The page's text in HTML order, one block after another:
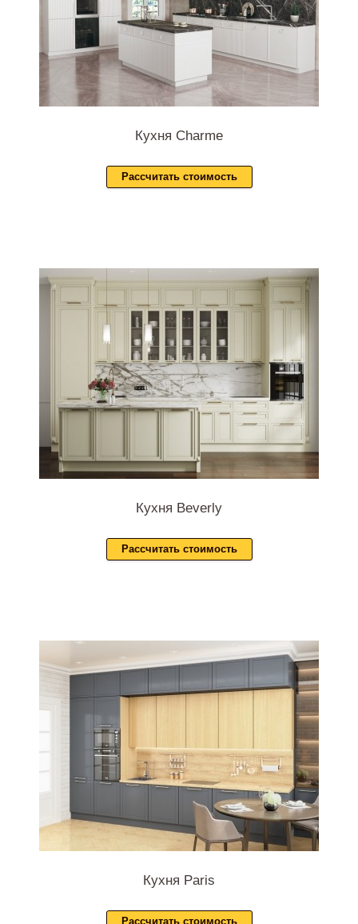
Кухня Charme
Рассчитать стоимость
Кухня Beverly
Рассчитать стоимость
Кухня Paris
Рассчитать стоимость